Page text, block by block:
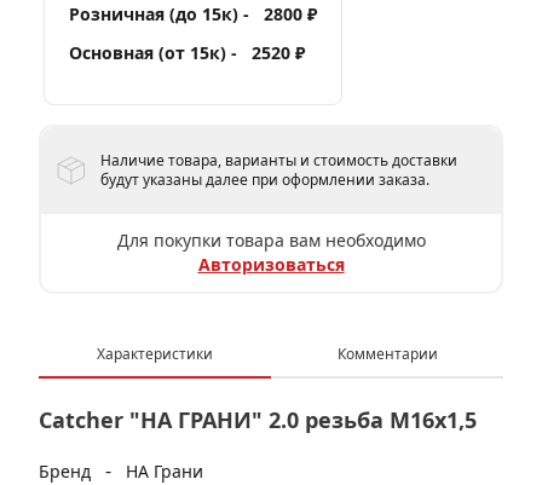
Розничная (до 15к) -
2800 ₽
Основная (от 15к) -
2520 ₽
Наличие товара, варианты и стоимость доставки
будут указаны далее при оформлении заказа.
Для покупки товара вам необходимо
Авторизоваться
Характеристики Комментарии
Catcher "НА ГРАНИ" 2.0 резьба M16х1,5
Бренд -
НА Грани